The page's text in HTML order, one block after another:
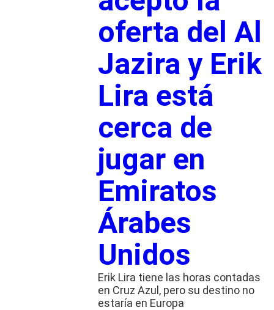
oferta del Al
Jazira y Erik
Lira está
cerca de
jugar en
Emiratos
Árabes
Unidos
Erik Lira tiene las horas contadas
en Cruz Azul, pero su destino no
estaría en Europa